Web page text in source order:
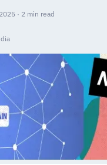
· 2 min read